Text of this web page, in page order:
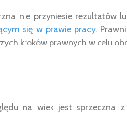
nie przyniesie rezultatów
się w prawie pracy.
kroków prawnych w celu
na wiek jest sprzeczna